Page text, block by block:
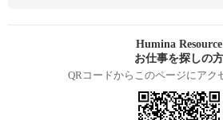
Humina Resource
お仕事を探しの方
QRコードからこのページにアク